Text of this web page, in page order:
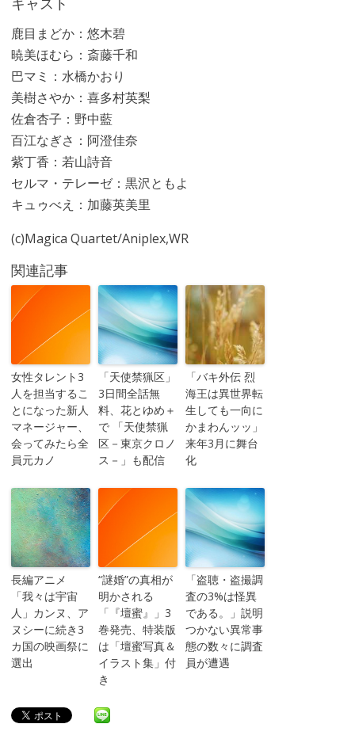
鹿目まどか：悠木碧
暁美ほむら：斎藤千和
巴マミ：水橋かおり
美樹さやか：喜多村英梨
佐倉杏子：野中藍
百江なぎさ：阿澄佳奈
紫丁香：若山詩音
セルマ・テレーゼ：黒沢ともよ
キュゥべえ：加藤英美里
(c)Magica Quartet/Aniplex,WR
関連記事
女性タレント3
人を担当するこ
とになった新人
マネージャー、
会ってみたら全
員元カノ
「天使禁猟区」
3日間全話無
料、花とゆめ＋
で 「天使禁猟
区－東京クロノ
ス－」も配信
「バキ外伝 烈
海王は異世界転
生しても一向に
かまわんッッ」
来年3月に舞台
化
長編アニメ
「我々は宇宙
人」カンヌ、ア
ヌシーに続き3
カ国の映画祭に
選出
“謎婚”の真相が
明かされる
「『壇蜜』」3
巻発売、特装版
は「壇蜜写真＆
イラスト集」付
き
「盗聴・盗撮調
査の3%は怪異
である。」説明
つかない異常事
態の数々に調査
員が遭遇